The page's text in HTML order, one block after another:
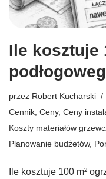
Ile kosztuje
przez Robert Kucharski
Cennik Ceny, Ceny
Koszty materiałów
Planowanie budżetów,
Ile kosztuje 100 m²